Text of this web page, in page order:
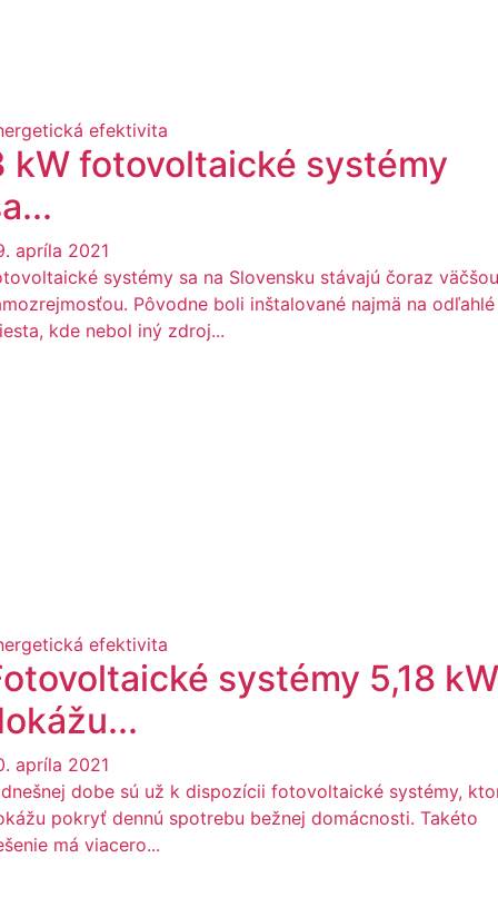
efektivita
kW fotovoltaické systémy
apríla 2021
systémy sa na Slovensku stávajú čoraz väčšou
Pôvodne boli inštalované najmä na odľahlé
kde nebol iný zdroj...
efektivita
systémy 5,18 kW
apríla 2021
dobe sú už k dispozícii fotovoltaické systémy,
pokryť dennú spotrebu bežnej domácnosti. Takéto
má viacero...